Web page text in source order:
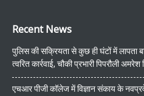
Recent News
पुलिस की सक्रियता से कुछ ही घंटों में लापता
त्वरित कार्रवाई, चौकी प्रभारी पिपरौली
एचआर पीजी कॉलेज में विज्ञान संकाय के